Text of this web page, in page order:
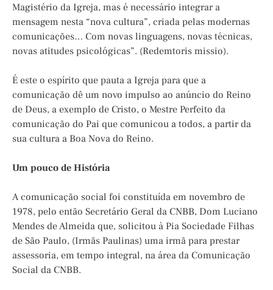
Magistério da Igreja, mas é necessário integrar a
mensagem nesta “nova cultura”, criada pelas modernas
comunicações… Com novas linguagens, novas técnicas,
novas atitudes psicológicas”. (Redemtoris missio).
É este o espírito que pauta a Igreja para que a
comunicação dê um novo impulso ao anúncio do Reino
de Deus, a exemplo de Cristo, o Mestre Perfeito da
comunicação do Pai que comunicou a todos, a partir da
sua cultura a Boa Nova do Reino.
Um pouco de História
A comunicação social foi constituída em novembro de
1978, pelo então Secretário Geral da CNBB, Dom Luciano
Mendes de Almeida que, solicitou à Pia Sociedade Filhas
de São Paulo, (Irmãs Paulinas) uma irmã para prestar
assessoria, em tempo integral, na área da Comunicação
Social da CNBB.